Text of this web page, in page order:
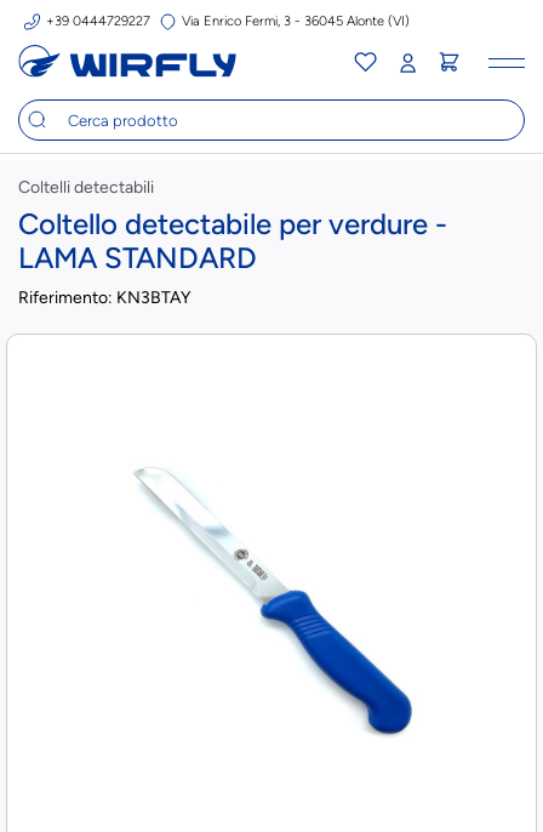
+39 0444729227 Via Enrico Fermi, 3 - 36045 Alonte (VI)
Coltelli detectabili
Coltello detectabile per verdure -
LAMA STANDARD
Riferimento: KN3BTAY